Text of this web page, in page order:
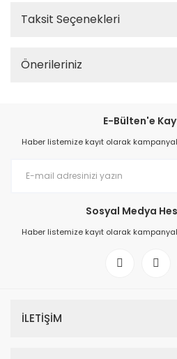
Taksit Seçenekleri
Önerileriniz
E-Bülten'e
Haber listemize kayıt olarak
Sosyal Medya
Haber listemize kayıt olarak
İLETİŞİM